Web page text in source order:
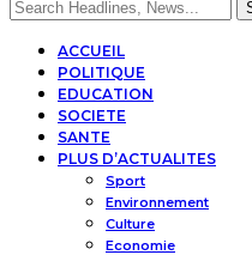
ACCUEIL
POLITIQUE
EDUCATION
SOCIETE
SANTE
PLUS D’ACTUALITES
Sport
Environnement
Culture
Economie